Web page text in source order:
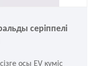
серіппелі
осы EV күміс